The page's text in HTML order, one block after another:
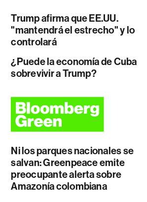
Trump afirma que EE.UU.
"mantendrá el estrecho" y lo
controlará
¿Puede la economía de Cuba
sobrevivir a Trump?
Ni los parques nacionales se
salvan: Greenpeace emite
preocupante alerta sobre
Amazonía colombiana